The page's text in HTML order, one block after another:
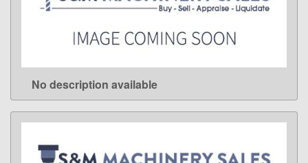
LEARN MORE
No description available